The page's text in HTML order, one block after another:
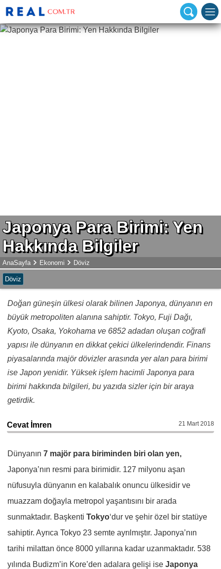
Japonya Para Birimi: Yen
Hakkında Bilgiler
AnaSayfa Ekonomi Döviz
Döviz
Doğan güneşin ülkesi olarak bilinen Japonya, dünyanın en
büyük metropoliten alanına sahiptir. Tokyo, Fuji Dağı,
Kyoto, Osaka, Yokohama ve 6852 adadan oluşan coğrafi
yapısı ile dünyanın en dikkat çekici ülkelerindendir. Finans
piyasalarında majör dövizler arasında yer alan para birimi
ise Japon yenidir. Yüksek işlem hacimli Japonya para
birimi hakkında bilgileri, bu yazıda sizler için bir araya
getirdik.
Cevat İmren 21 Mart 2018
Dünyanın 7 majör para biriminden biri olan yen,
Japonya’nın resmi para birimidir. 127 milyonu aşan
nüfusuyla dünyanın en kalabalık onuncu ülkesidir ve
muazzam doğayla metropol yaşantısını bir arada
sunmaktadır. Başkenti Tokyo‘dur ve şehir özel bir statüye
sahiptir. Ayrıca Tokyo 23 semte ayrılmıştır. Japonya’nın
tarihi milattan önce 8000 yıllarına kadar uzanmaktadır. 538
yılında Budizm’in Kore’den adalara gelişi ise Japonya